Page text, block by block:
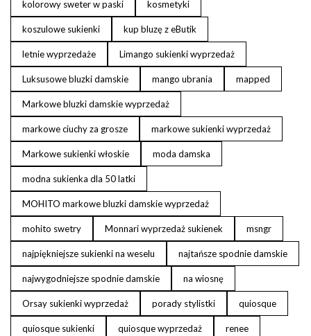
kolorowy sweter w paski kosmetyki
koszulowe sukienki kup bluzę z eButik
letnie wyprzedaże Limango sukienki wyprzedaż
Luksusowe bluzki damskie mango ubrania mapped
Markowe bluzki damskie wyprzedaż
markowe ciuchy za grosze markowe sukienki wyprzedaż
Markowe sukienki włoskie moda damska
modna sukienka dla 50 latki
MOHITO markowe bluzki damskie wyprzedaż
mohito swetry Monnari wyprzedaż sukienek msngr
najpiękniejsze sukienki na weselu najtańsze spodnie damskie
najwygodniejsze spodnie damskie na wiosnę
Orsay sukienki wyprzedaż porady stylistki quiosque
quiosque sukienki quiosque wyprzedaż renee